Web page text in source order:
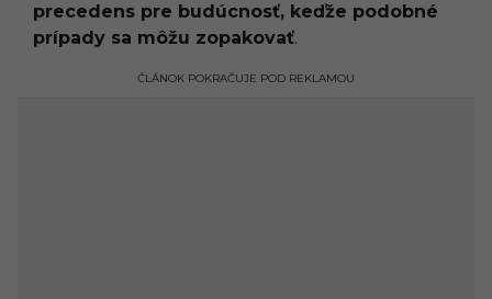
precedens pre budúcnosť, keďže podobné
prípady sa môžu zopakovať.
ČLÁNOK POKRAČUJE POD REKLAMOU